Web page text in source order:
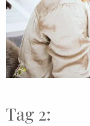
Tag 2: